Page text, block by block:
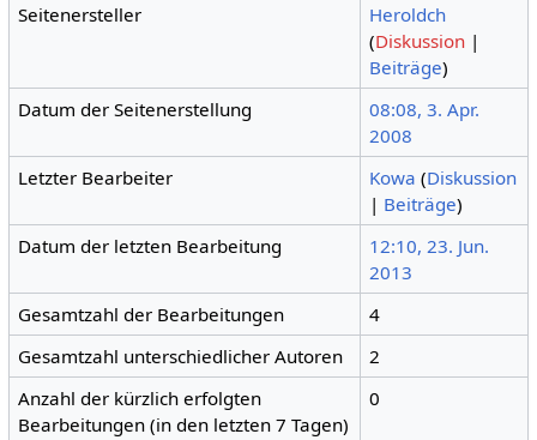
Seitenersteller
Heroldch
(Diskussion |
Beiträge)
Datum der Seitenerstellung
08:08, 3. Apr.
2008
Letzter Bearbeiter
Kowa (Diskussion
| Beiträge)
Datum der letzten Bearbeitung
12:10, 23. Jun.
2013
Gesamtzahl der Bearbeitungen
4
Gesamtzahl unterschiedlicher Autoren
2
Anzahl der kürzlich erfolgten
Bearbeitungen (in den letzten 7 Tagen)
0